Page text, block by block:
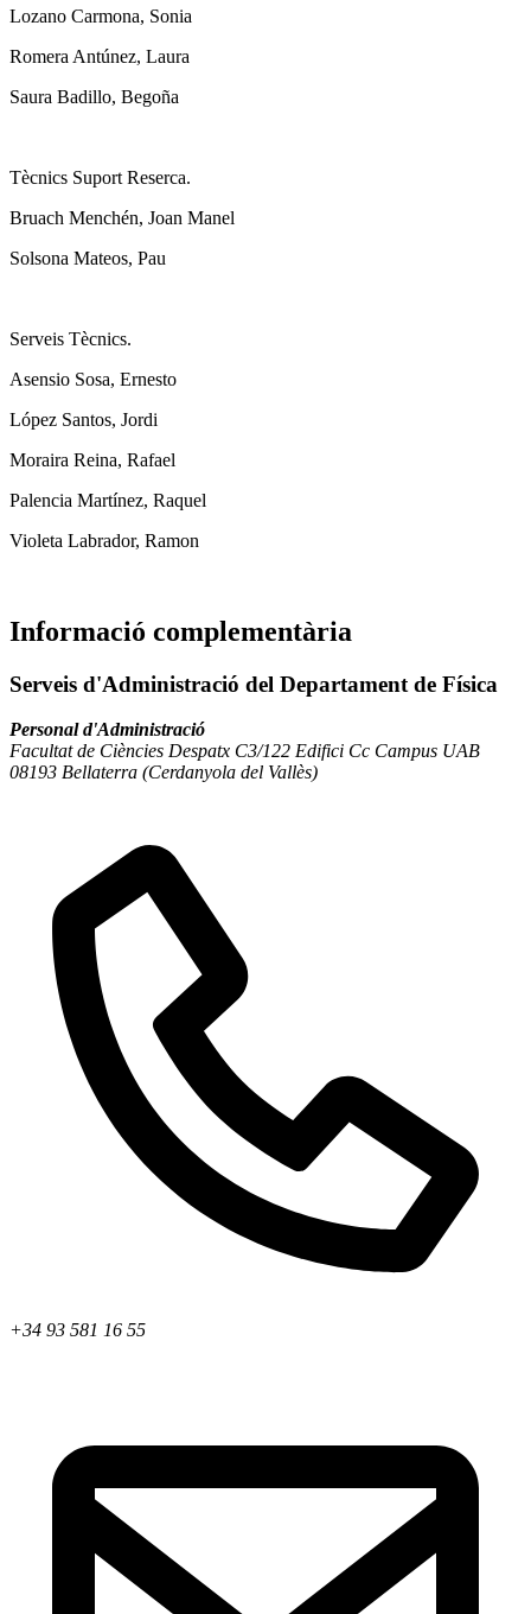
Lozano Carmona, Sonia
Romera Antúnez, Laura
Saura Badillo, Begoña
Tècnics Suport Reserca.
Bruach Menchén, Joan Manel
Solsona Mateos, Pau
Serveis Tècnics.
Asensio Sosa, Ernesto
López Santos, Jordi
Moraira Reina, Rafael
Palencia Martínez, Raquel
Violeta Labrador, Ramon
Informació complementària
Serveis d'Administració del Departament de Física
Personal d'Administració
Facultat de Ciències Despatx C3/122 Edifici Cc Campus UAB
08193 Bellaterra (Cerdanyola del Vallès)
+34 93 581 16 55